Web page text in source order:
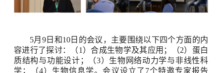
5月 9日和10日的会议，主要围绕以下四个方面的内
容进行了探讨：（1 ）合成生物学及其应用；（2）蛋白
质结构与功能设计；（3）生物网络动力学与非线性科
学；（4）生物信息学。会议设立了 7个特邀专家报告